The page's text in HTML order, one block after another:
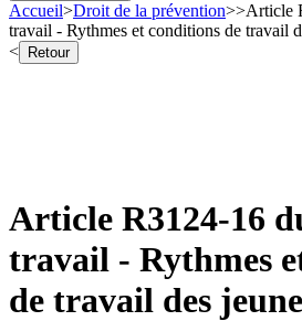
Accueil>Droit de la prévention>>Article
travail - Rythmes et conditions de travail
<
Retour
Article R3124-16
travail - Rythmes
de travail des